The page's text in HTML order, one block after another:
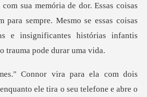
para sempre. Mesmo se essas coisas
e insignifican
ele tira o seu telefone e abre